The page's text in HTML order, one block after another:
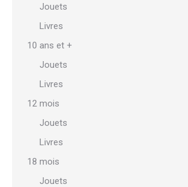
Jouets
Livres
10 ans et +
Jouets
Livres
12 mois
Jouets
Livres
18 mois
Jouets